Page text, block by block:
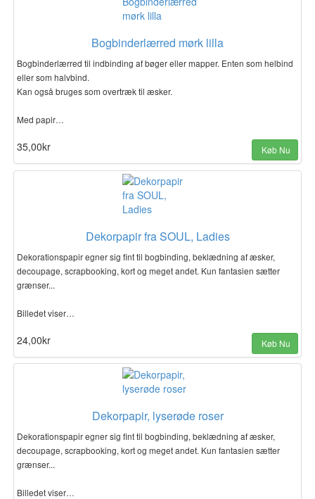
Bogbinderlærred mørk lilla
Bogbinderlærred til indbinding af bøger eller mapper. Enten som helbind
eller som halvbind.
Kan også bruges som overtræk til æsker.
Med papir…
35,00kr Køb Nu
Dekorpapir fra SOUL, Ladies
Dekorationspapir egner sig fint til bogbinding, beklædning af æsker,
decoupage, scrapbooking, kort og meget andet. Kun fantasien sætter
grænser...
Billedet viser…
24,00kr Køb Nu
Dekorpapir, lyserøde roser
Dekorationspapir egner sig fint til bogbinding, beklædning af æsker,
decoupage, scrapbooking, kort og meget andet. Kun fantasien sætter
grænser...
Billedet viser…